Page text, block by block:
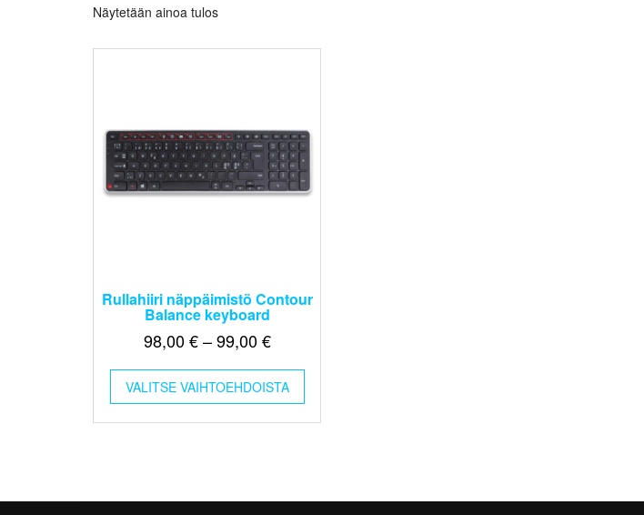
Näytetään ainoa tulos
Rullahiiri näppäimistö Contour
Balance keyboard
98,00€ – 99,00€Hintaluokka:
-
99,00 €
VALITSE VAIHTOEHDOISTA
Tällä
on
useampi